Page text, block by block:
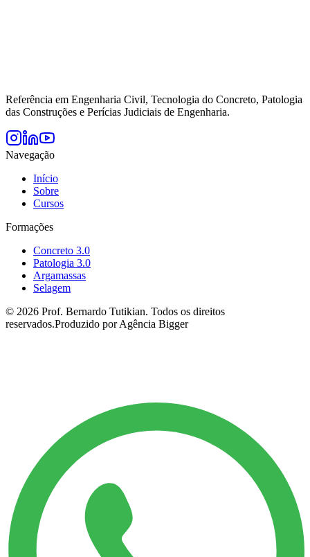
Referência em Engenharia Civil, Tecnologia do Concreto, Patologia
das Construções e Perícias Judiciais de Engenharia.
Navegação
Início
Sobre
Cursos
Formações
Concreto 3.0
Patologia 3.0
Argamassas
Selagem
© 2026 Prof. Bernardo Tutikian. Todos os direitos
reservados.Produzido por Agência Bigger